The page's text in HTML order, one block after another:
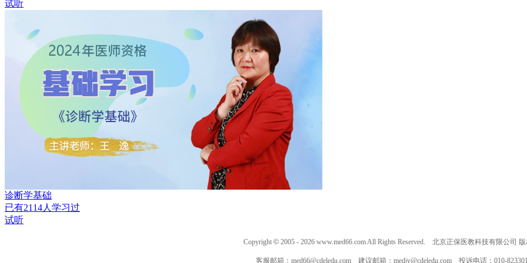
试听
诊断学基础
已有2114人学习过
试听
Copyright © 2005 - 2026 www.med66.com All Rights Reserved. 北京正保医教科技有限公司
客服邮箱： med66@cdeledu.com建议邮箱： medjy@cdeledu.com投诉电话：010-